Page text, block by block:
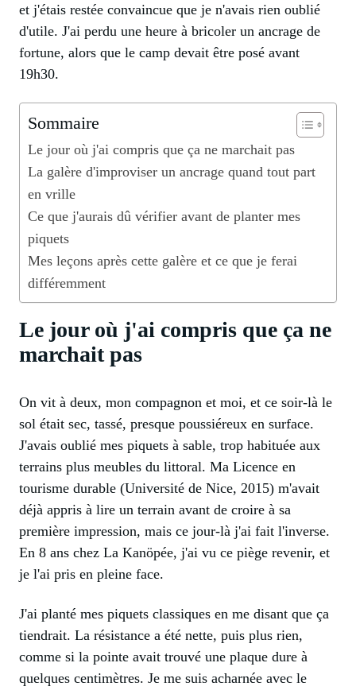
et j'étais restée convaincue que je n'avais rien oublié
d'utile. J'ai perdu une heure à bricoler un ancrage de
fortune, alors que le camp devait être posé avant
19h30.
Sommaire
Le jour où j'ai compris que ça ne marchait pas
La galère d'improviser un ancrage quand tout part
en vrille
Ce que j'aurais dû vérifier avant de planter mes
piquets
Mes leçons après cette galère et ce que je ferai
différemment
Le jour où j'ai compris que ça ne
marchait pas
On vit à deux, mon compagnon et moi, et ce soir-là le
sol était sec, tassé, presque poussiéreux en surface.
J'avais oublié mes piquets à sable, trop habituée aux
terrains plus meubles du littoral. Ma Licence en
tourisme durable (Université de Nice, 2015) m'avait
déjà appris à lire un terrain avant de croire à sa
première impression, mais ce jour-là j'ai fait l'inverse.
En 8 ans chez La Kanöpée, j'ai vu ce piège revenir, et
je l'ai pris en pleine face.
J'ai planté mes piquets classiques en me disant que ça
tiendrait. La résistance a été nette, puis plus rien,
comme si la pointe avait trouvé une plaque dure à
quelques centimètres. Je me suis acharnée avec le